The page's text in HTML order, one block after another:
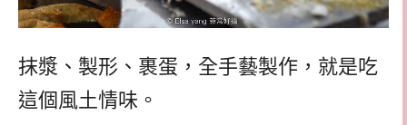
抹漿、製形、裹蛋，全手藝製作，就是吃
這個風土情味。